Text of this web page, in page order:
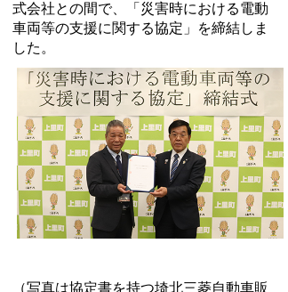
式会社との間で、「災害時における電動
車両等の支援に関する協定」を締結しま
した。
（写真は協定書を持つ埼北三菱自動車販